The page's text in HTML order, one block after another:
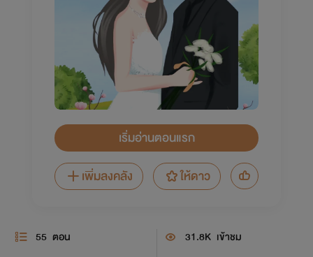
เริ่มอ่านตอนแรก
เพิ่มลงคลัง
ให้ดาว
55 ตอน 31.8K เข้าชม